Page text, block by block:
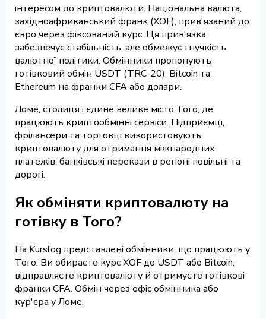
інтересом до криптовалюти. Національна валюта,
західноафриканський франк (XOF), прив'язаний до
євро через фіксований курс. Ця прив'язка
забезпечує стабільність, але обмежує гнучкість
валютної політики. Обмінники пропонують
готівковий обмін USDT (TRC-20), Bitcoin та
Ethereum на франки CFA або долари.
Ломе, столиця і єдине велике місто Того, де
працюють криптообмінні сервіси. Підприємці,
фрілансери та торговці використовують
криптовалюту для отримання міжнародних
платежів, банківські перекази в регіоні повільні та
дорогі.
Як обміняти криптовалюту на
готівку в Того?
На Kurslog представлені обмінники, що працюють у
Того. Ви обираєте курс XOF до USDT або Bitcoin,
відправляєте криптовалюту й отримуєте готівкові
франки CFA. Обмін через офіс обмінника або
кур'єра у Ломе.